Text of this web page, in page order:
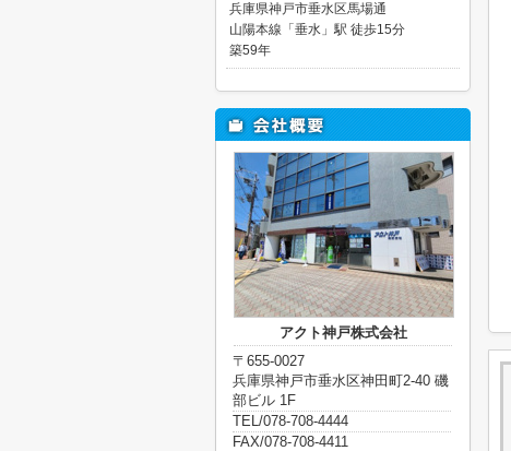
兵庫県神戸市垂水区馬場通
山陽本線「垂水」駅 徒歩15分
築59年
アクト神戸株式会社
〒655-0027
兵庫県神戸市垂水区神田町2-40 磯
部ビル 1F
TEL/078-708-4444
FAX/078-708-4411